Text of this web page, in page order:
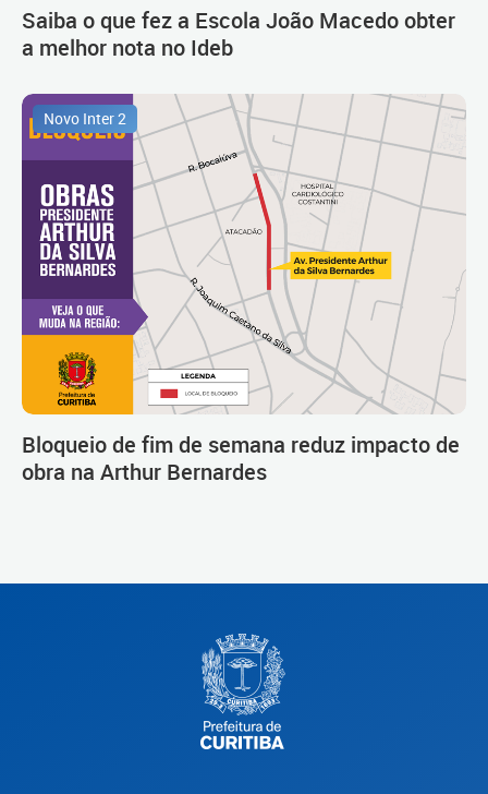
Saiba o que fez a Escola João Macedo obter
a melhor nota no Ideb
Novo Inter 2
Bloqueio de fim de semana reduz impacto de
obra na Arthur Bernardes